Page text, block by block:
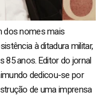
dos nomes mais
à ditadura militar,
85 anos. Editor do jornal
dedicou-se por
de uma imprensa